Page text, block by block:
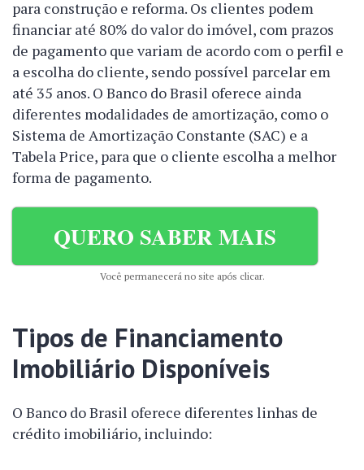
para construção e reforma. Os clientes podem
financiar até 80% do valor do imóvel, com prazos
de pagamento que variam de acordo com o perfil e
a escolha do cliente, sendo possível parcelar em
até 35 anos. O Banco do Brasil oferece ainda
diferentes modalidades de amortização, como o
Sistema de Amortização Constante (SAC) e a
Tabela Price, para que o cliente escolha a melhor
forma de pagamento.
QUERO SABER MAIS
Você permanecerá no site após clicar.
Tipos de Financiamento
Imobiliário Disponíveis
O Banco do Brasil oferece diferentes linhas de
crédito imobiliário, incluindo: